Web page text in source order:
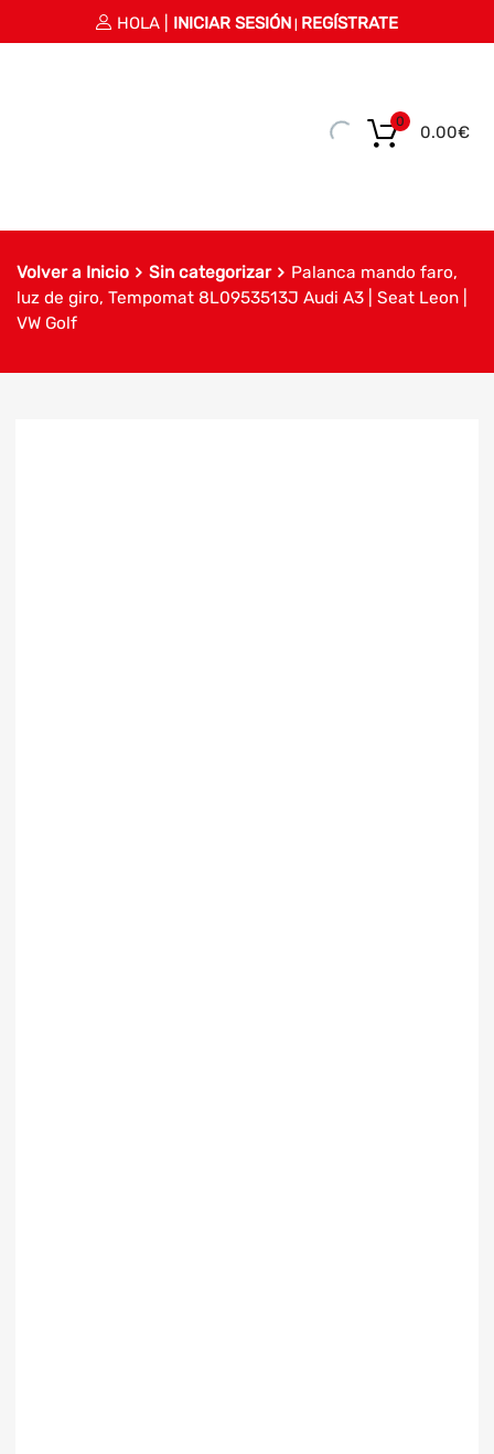
HOLA | INICIAR SESIÓN REGÍSTRATE
0.00€
0
Volver a Inicio Sin categorizar
Palanca mando faro,
luz de giro, Tempomat 8L0953513J Audi A3 | Seat Leon |
VW Golf